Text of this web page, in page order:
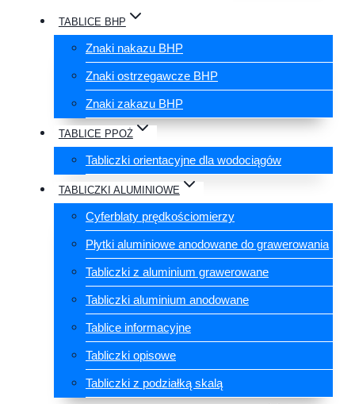
TABLICE BHP
Znaki nakazu BHP
Znaki ostrzegawcze BHP
Znaki zakazu BHP
TABLICE PPOŻ
Tabliczki orientacyjne dla wodociągów
TABLICZKI ALUMINIOWE
Cyferblaty prędkościomierzy
Płytki aluminiowe anodowane do grawerowania
Tabliczki z aluminium grawerowane
Tabliczki aluminium anodowane
Tablice informacyjne
Tabliczki opisowe
Tabliczki z podziałką skalą